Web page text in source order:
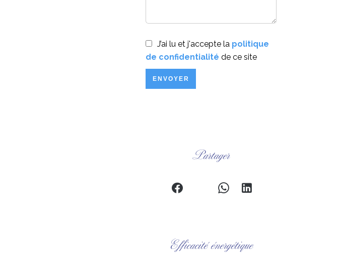
J’ai lu et j'accepte la politique
de confidentialité de ce site
ENVOYER
Partager
Efficacité énergétique